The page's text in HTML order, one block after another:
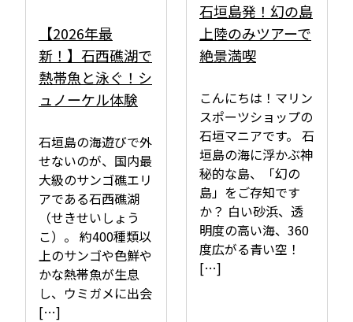
【2026年最
新！】石西礁湖で
熱帯魚と泳ぐ！シ
ュノーケル体験
石垣島の海遊びで外
せないのが、国内最
大級のサンゴ礁エリ
アである石西礁湖
（せきせいしょう
こ）。 約400種類以
上のサンゴや色鮮や
かな熱帯魚が生息
し、ウミガメに出会
[…]
石垣島発！幻の島
上陸のみツアーで
絶景満喫
こんにちは！マリン
スポーツショップの
石垣マニアです。 石
垣島の海に浮かぶ神
秘的な島、「幻の
島」をご存知です
か？ 白い砂浜、透
明度の高い海、360
度広がる青い空！
[…]